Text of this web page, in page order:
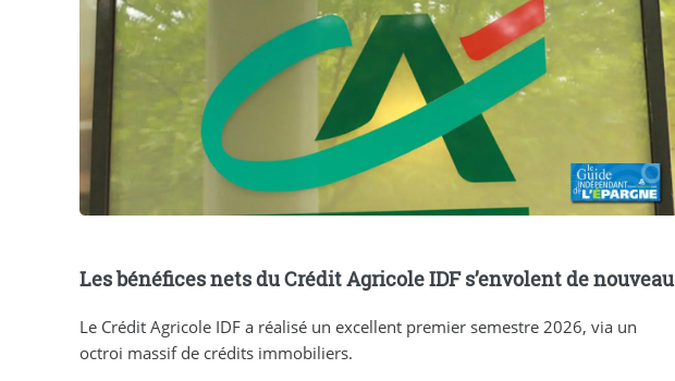
Les bénéfices nets du Crédit Agricole IDF s’envolent de nouveau
Le Crédit Agricole IDF a réalisé un excellent premier semestre 2026, via un
octroi massif de crédits immobiliers.